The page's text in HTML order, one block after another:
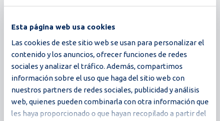
Esta página web usa cookies
Las cookies de este sitio web se usan para personalizar el
contenido y los anuncios, ofrecer funciones de redes
sociales y analizar el tráfico. Además, compartimos
información sobre el uso que haga del sitio web con
nuestros partners de redes sociales, publicidad y análisis
web, quienes pueden combinarla con otra información que
les haya proporcionado o que hayan recopilado a partir del
Proxima
235,000 huevos/hora
La serie de rompedoras Proxima establece un